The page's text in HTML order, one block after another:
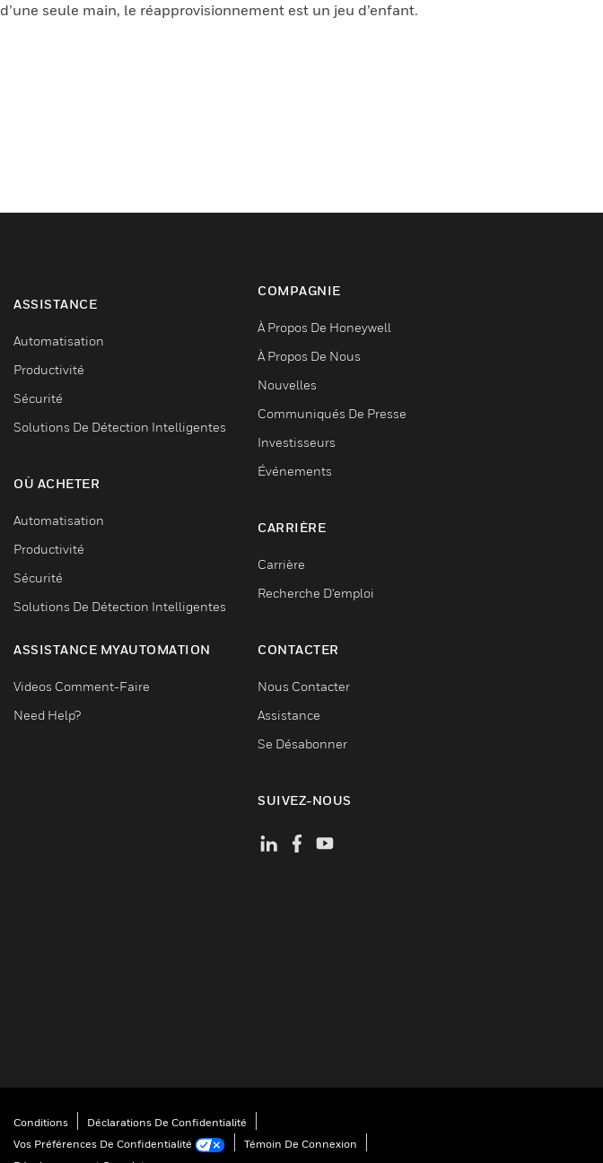
d’une seule main, le réapprovisionnement est un jeu d’enfant.
ASSISTANCE
Automatisation
Productivité
Sécurité
Solutions De Détection Intelligentes
OÙ ACHETER
Automatisation
Productivité
Sécurité
Solutions De Détection Intelligentes
ASSISTANCE MYAUTOMATION
Videos Comment-Faire
Need Help?
COMPAGNIE
À Propos De Honeywell
À Propos De Nous
Nouvelles
Communiqués De Presse
Investisseurs
Événements
CARRIÈRE
Carrière
Recherche D'emploi
CONTACTER
Nous Contacter
Assistance
Se Désabonner
SUIVEZ-NOUS
Conditions
Déclarations De Confidentialité
Vos Préférences De Confidentialité
Témoin De Connexion